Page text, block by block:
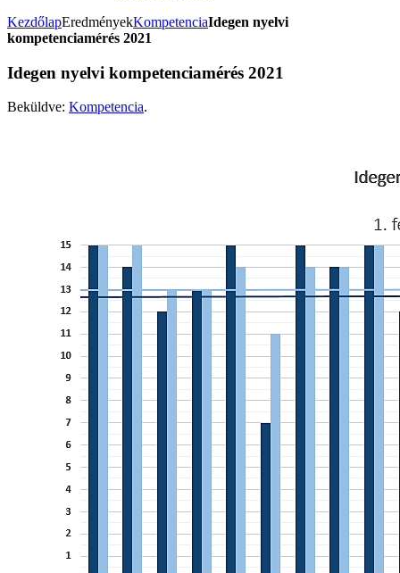
KezdőlapEredményekKompetenciaIdegen nyelvi
kompetenciamérés 2021
Idegen nyelvi kompetenciamérés 2021
Beküldve: Kompetencia.